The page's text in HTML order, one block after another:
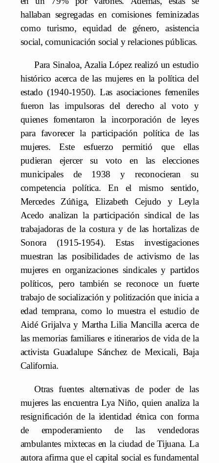
hallaban segregadas en comisiones feminizadas
como turismo, equidad de género, asistencia
social, comunicación social y relaciones públicas.
Para Sinaloa, Azalia López realizó un estudio
histórico acerca de las mujeres en la política del
estado (1940-1950). Las asociaciones femeniles
fueron las impulsoras del derecho al voto y
quienes fomentaron la incorporación de leyes
para favorecer la participación política de las
mujeres. Este esfuerzo permitió que ellas
pudieran ejercer su voto en las elecciones
municipales de 1938 y reconocieran su
competencia política. En el mismo sentido,
Mercedes Zúñiga, Elizabeth Cejudo y Leyla
Acedo analizan la participación sindical de las
trabajadoras de la costura y de las hortalizas de
Sonora (1915-1954). Estas investigaciones
muestran las posibilidades de activismo de las
mujeres en organizaciones sindicales y partidos
políticos, pero también se reconoce un fuerte
trabajo de socialización y politización que inicia a
edad temprana, como lo muestra el estudio de
Aidé Grijalva y Martha Lilia Mancilla acerca de
las memorias familiares e itinerarios de vida de la
activista Guadalupe Sánchez de Mexicali, Baja
California.
Otras fuentes alternativas de poder de las
mujeres las encuentra Lya Niño, quien analiza la
resignificación de la identidad étnica con forma
de empoderamiento de las vendedoras
ambulantes mixtecas en la ciudad de Tijuana. La
autora afirma que el capital social es fundamental